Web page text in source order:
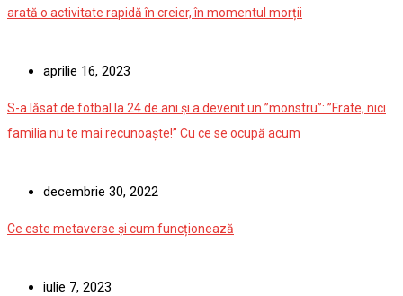
arată o activitate rapidă în creier, în momentul morții
aprilie 16, 2023
S-a lăsat de fotbal la 24 de ani și a devenit un ”monstru”: ”Frate, nici
familia nu te mai recunoaște!” Cu ce se ocupă acum
decembrie 30, 2022
Ce este metaverse și cum funcționează
iulie 7, 2023